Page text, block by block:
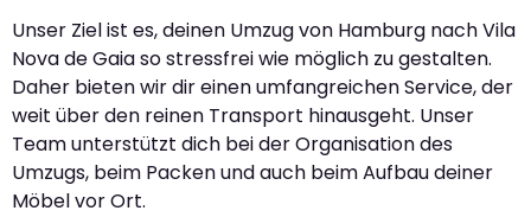
Unser Ziel ist es, deinen Umzug von Hamburg nach Vila
Nova de Gaia so stressfrei wie möglich zu gestalten.
Daher bieten wir dir einen umfangreichen Service, der
weit über den reinen Transport hinausgeht. Unser
Team unterstützt dich bei der Organisation des
Umzugs, beim Packen und auch beim Aufbau deiner
Möbel vor Ort.